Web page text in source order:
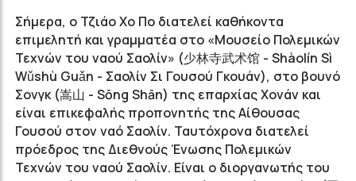
Σήμερα, ο Τζιάο Χο Πο διατελεί καθήκοντα
επιμελητή και γραμματέα στο «Μουσείο Πολεμικών
Τεχνών του ναού Σαολίν» (少林寺武术馆 - Shàolín Sì
Wǔshù Guǎn - Σαολίν Σι Γουσού Γκουάν), στο βουνό
Σονγκ (嵩山 - Sōng Shān) της επαρχίας Χονάν και
είναι επικεφαλής προπονητής της Αίθουσας
Γουσού στον ναό Σαολίν. Ταυτόχρονα διατελεί
πρόεδρος της Διεθνούς Ένωσης Πολεμικών
Τεχνών του ναού Σαολίν. Είναι ο διοργανωτής του